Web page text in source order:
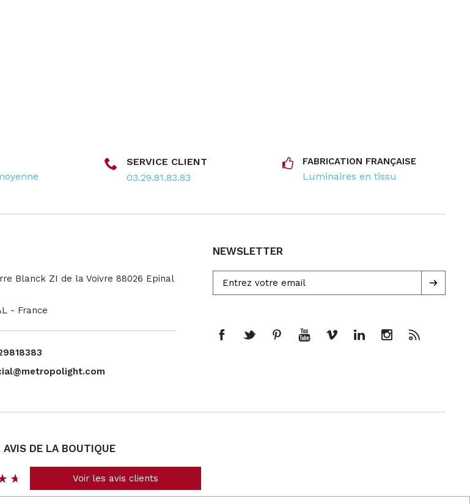
SERVICE CLIENT
03.29.81.83.83
FABRICATION FRANÇAISE
Luminaires en tissu
Blanck ZI de la Voivre 88026 Epinal
- France
NEWSLETTER
AVIS DE LA BOUTIQUE
star_rate
star_rate Voir les avis clients